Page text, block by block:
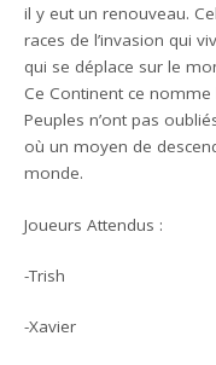
il y eut un renouveau.
races de l’invasion qui
qui se déplace sur le
Ce Continent ce
Peuples n’ont pas
où un moyen de
monde.
Joueurs Attendus :
-Trish
-Xavier